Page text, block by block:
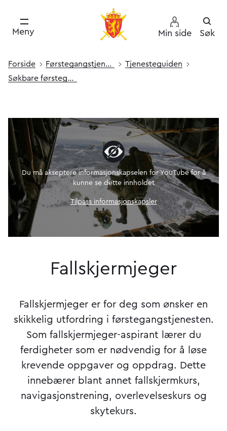
Meny Min side Søk
Forside Førstegang­s­­tjeneste
Tjenesteguiden
Søkbare førstegangs­tjenester
Du må akseptere informasjonskapselen for YouTube for å
kunne se dette innholdet
Tilpass informasjonskapsler
Fallskjermjeger
Fallskjermjeger er for deg som ønsker en
skikkelig utfordring i førstegangstjenesten.
Som fallskjermjeger-aspirant lærer du
ferdigheter som er nødvendig for å løse
krevende oppgaver og oppdrag. Dette
innebærer blant annet fallskjermkurs,
navigasjonstrening, overlevelseskurs og
skytekurs.